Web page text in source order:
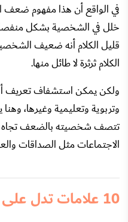
في الواقع أن هذا مفهوم
خلل في الشخصية بشكل
قليل الكلام أنه ضعيف
الكلام ثرثرة لا طائل منها.
ولكن يمكن استشفاف تعريف
وتربوية وتعليمية
تتصف شخصيته بالضعف تجاه
الاجتماعات مثل الصداقات
10 علامات تدل على ضعف الشخصية